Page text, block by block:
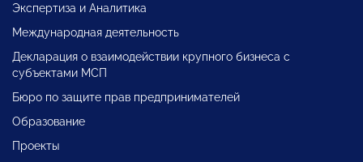
Экспертиза и Аналитика
Международная деятельность
Декларация о взаимодействии крупного бизнеса с
субъектами МСП
Бюро по защите прав предпринимателей
Образование
Проекты